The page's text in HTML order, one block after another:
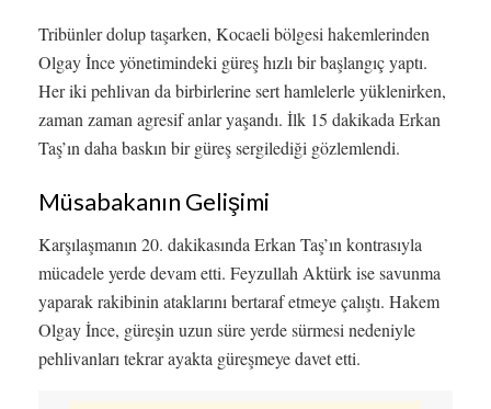
Tribünler dolup taşarken, Kocaeli bölgesi hakemlerinden
Olgay İnce yönetimindeki güreş hızlı bir başlangıç yaptı.
Her iki pehlivan da birbirlerine sert hamlelerle yüklenirken,
zaman zaman agresif anlar yaşandı. İlk 15 dakikada Erkan
Taş’ın daha baskın bir güreş sergilediği gözlemlendi.
Müsabakanın Gelişimi
Karşılaşmanın 20. dakikasında Erkan Taş’ın kontrasıyla
mücadele yerde devam etti. Feyzullah Aktürk ise savunma
yaparak rakibinin ataklarını bertaraf etmeye çalıştı. Hakem
Olgay İnce, güreşin uzun süre yerde sürmesi nedeniyle
pehlivanları tekrar ayakta güreşmeye davet etti.